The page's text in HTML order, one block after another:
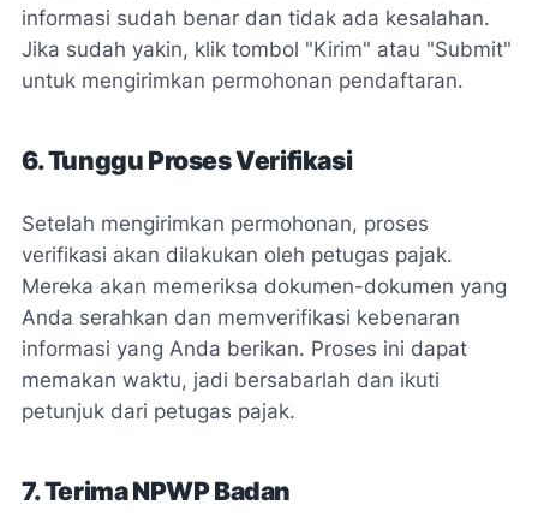
informasi sudah benar dan tidak ada kesalahan.
Jika sudah yakin, klik tombol "Kirim" atau "Submit"
untuk mengirimkan permohonan pendaftaran.
6. Tunggu Proses Verifikasi
Setelah mengirimkan permohonan, proses
verifikasi akan dilakukan oleh petugas pajak.
Mereka akan memeriksa dokumen-dokumen yang
Anda serahkan dan memverifikasi kebenaran
informasi yang Anda berikan. Proses ini dapat
memakan waktu, jadi bersabarlah dan ikuti
petunjuk dari petugas pajak.
7. Terima NPWP Badan